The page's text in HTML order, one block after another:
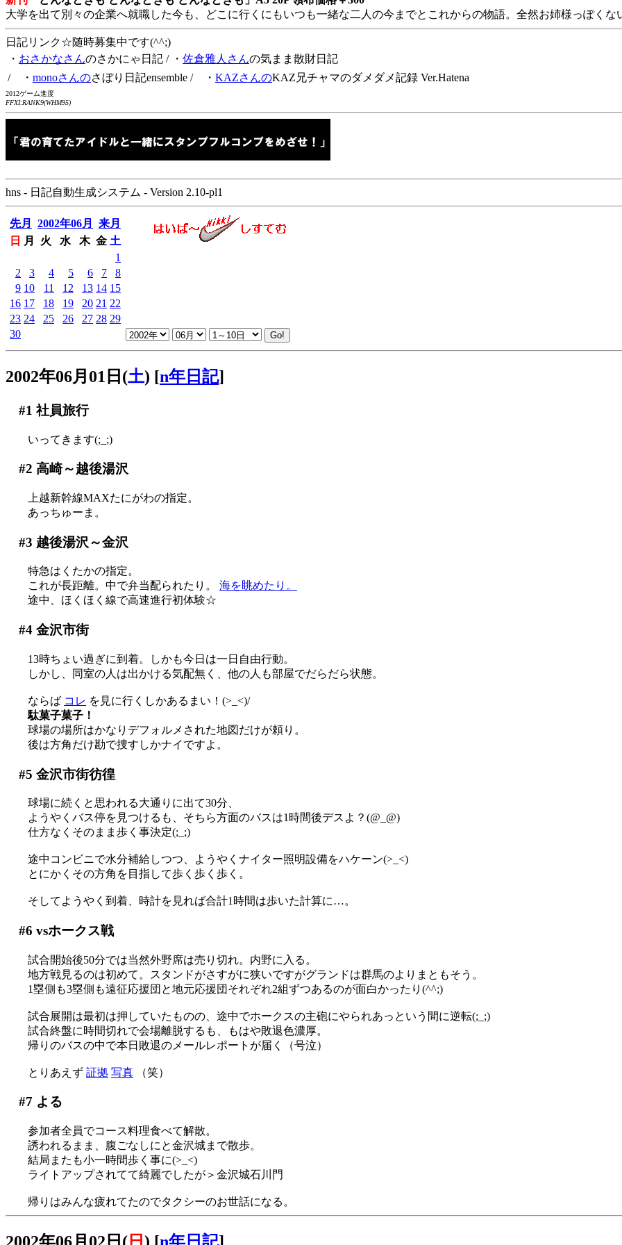
大学を出て別々の企業へ就職した今も、どこに行くにもいつも一緒な二人の今までとこれからの物語。全然お姉様っぽくな
日記リンク☆随時募集中です(^^;)
・ おさかなさんのさかにゃ日記 / ・ 佐倉雅人さんの気まま散財日記
/ ・ monoさんのさぼり日記ensemble / ・ KAZさんのKAZ兄チャマのダメダメ記録 Ver.Hatena
2012ゲーム進度
FFXI:RANK9(WHM95)
hns - 日記自動生成システム - Version 2.10-pl1
先月 2002年06月
来月
日
月 火 水 木 金 土
1
2
3 4 5 6 7
8
9 10 11 12 13 14 15
16 17 18 19 20 21 22
23 24 25 26 27 28 29
30
2002年06月01日(土) [n年日記]
#1 社員旅行
いってきます(;_;)
#2 高崎～越後湯沢
上越新幹線MAXたにがわの指定。
あっちゅーま。
#3 越後湯沢～金沢
特急はくたかの指定。
これが長距離。中で弁当配られたり。 海を眺めたり。
途中、ほくほく線で高速進行初体験☆
#4金沢市街
13時ちょい過ぎに到着。しかも今日は一日自由行動。
しかし、同室の人は出かける気配無く、他の人も部屋でだらだら状態。
ならば コレ を見に行くしかあるまい！(>_<)/
駄菓子菓子！
球場の場所はかなりデフォルメされた地図だけが頼り。
後は方角だけ勘で捜すしかナイですよ。
#5 金沢市街彷徨
球場に続くと思われる大通りに出て30分、
ようやくバス停を見つけるも、そちら方面のバスは1時間後デスよ？(@_@)
仕方なくそのまま歩く事決定(;_;)
途中コンビニで水分補給しつつ、ようやくナイター照明設備をハケーン(>_<)
とにかくその方角を目指して歩く歩く歩く。
そしてようやく到着、時計を見れば合計1時間は歩いた計算に…。
#6 vsホークス戦
試合開始後50分では当然外野席は売り切れ。内野に入る。
地方戦見るのは初めて。スタンドがさすがに狭いですがグランドは群馬のよりまともそう。
1塁側も3塁側も遠征応援団と地元応援団それぞれ2組ずつあるのが面白かったり(^^;)
試合展開は最初は押していたものの、途中でホークスの主砲にやられあっという間に逆転(;_;)
試合終盤に時間切れで会場離脱するも、もはや敗退色濃厚。
帰りのバスの中で本日敗退のメールレポートが届く（号泣）
とりあえず 証拠 写真 （笑）
#7 よる
参加者全員でコース料理食べて解散。
誘われるまま、腹ごなしにと金沢城まで散歩。
結局またも小一時間歩く事に(>_<)
ライトアップされてて綺麗でしたが＞金沢城石川門
帰りはみんな疲れてたのでタクシーのお世話になる。